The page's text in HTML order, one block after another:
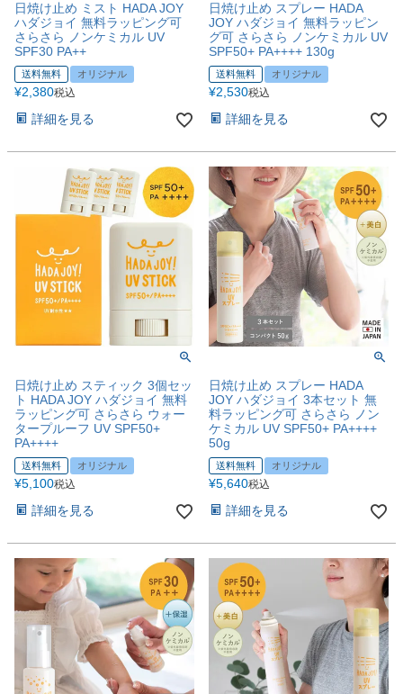
日焼け止め ミスト HADA JOY
ハダジョイ 無料ラッピング可
さらさら ノンケミカル UV
SPF30 PA++
送料無料 オリジナル
¥2,380税込
詳細を見る
日焼け止め スプレー HADA
JOY ハダジョイ 無料ラッピン
グ可 さらさら ノンケミカル UV
SPF50+ PA++++ 130g
送料無料 オリジナル
¥2,530税込
詳細を見る
日焼け止め スティック 3個セッ
ト HADA JOY ハダジョイ 無料
ラッピング可 さらさら ウォー
タープルーフ UV SPF50+
PA++++
送料無料 オリジナル
¥5,100税込
詳細を見る
日焼け止め スプレー HADA
JOY ハダジョイ 3本セット 無
料ラッピング可 さらさら ノン
ケミカル UV SPF50+ PA++++
50g
送料無料 オリジナル
¥5,640税込
詳細を見る